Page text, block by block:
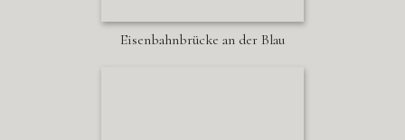
Eisenbahnbrücke an der Blau